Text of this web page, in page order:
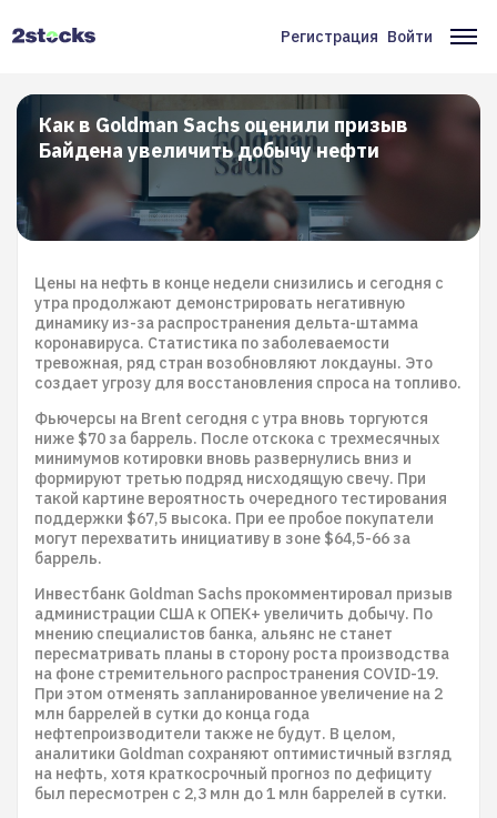
Меню
учётной
записи
пользователя
Регистрация Войти
Как в Goldman Sachs оценили призыв
Байдена увеличить добычу нефти
Цены на нефть в конце недели снизились и сегодня с
утра продолжают демонстрировать негативную
динамику из-за распространения дельта-штамма
коронавируса. Статистика по заболеваемости
тревожная, ряд стран возобновляют локдауны. Это
создает угрозу для восстановления спроса на топливо.
Фьючерсы на Brent сегодня с утра вновь торгуются
ниже $70 за баррель. После отскока с трехмесячных
минимумов котировки вновь развернулись вниз и
формируют третью подряд нисходящую свечу. При
такой картине вероятность очередного тестирования
поддержки $67,5 высока. При ее пробое покупатели
могут перехватить инициативу в зоне $64,5-66 за
баррель.
Инвестбанк Goldman Sachs прокомментировал призыв
администрации США к ОПЕК+ увеличить добычу. По
мнению специалистов банка, альянс не станет
пересматривать планы в сторону роста производства
на фоне стремительного распространения COVID-19.
При этом отменять запланированное увеличение на 2
млн баррелей в сутки до конца года
нефтепроизводители также не будут. В целом,
аналитики Goldman сохраняют оптимистичный взгляд
на нефть, хотя краткосрочный прогноз по дефициту
был пересмотрен с 2,3 млн до 1 млн баррелей в сутки.